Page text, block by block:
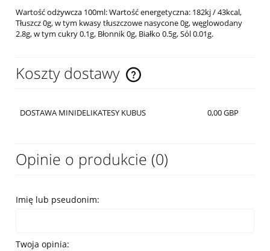
Wartość odżywcza 100ml: Wartość energetyczna: 182kj / 43kcal,
Tłuszcz 0g, w tym kwasy tłuszczowe nasycone 0g, węglowodany
2.8g, w tym cukry 0.1g, Błonnik 0g, Białko 0.5g, Sól 0.01g.
Koszty dostawy
Cena nie zawiera ewentualnych kosztów płatności
DOSTAWA MINIDELIKATESY KUBUS 0,00 GBP
Opinie o produkcie (0)
Imię lub pseudonim:
Twoja opinia: